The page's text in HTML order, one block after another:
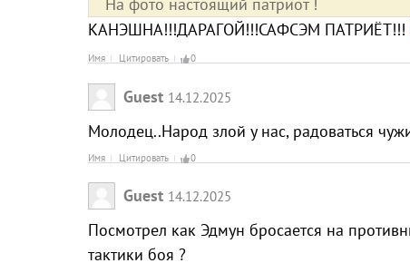
На фото настоящий патриот !
КАНЭШНА!!!ДАРАГОЙ!!!САФСЭМ ПАТРИЁТ!!!
Имя Цитировать 0
Guest 14.12.2025
Молодец..Народ злой у нас, радоваться
Имя Цитировать 0
Guest 14.12.2025
Посмотрел как Эдмун бросается на
тактики боя ?